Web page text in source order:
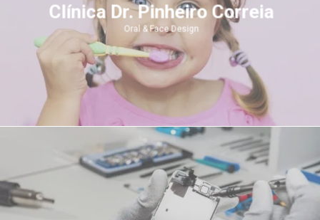
Clínica Dr. Pinheiro Correia
Oral & Face Design